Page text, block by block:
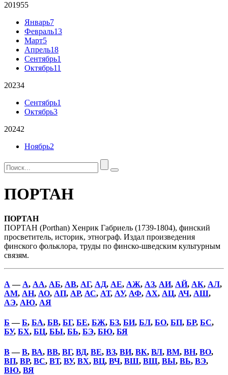
201955
Январь7
Февраль13
Март5
Апрель18
Сентябрь1
Октябрь11
20234
Сентябрь1
Октябрь3
20242
Ноябрь2
ПОРТАН
ПОРТАН
ПОРТАН (Porthan) Хенрик Габриель (1739-1804), финский
просветитель, историк, этнограф. Издал произведения
финского фольклора, труды по финско-шведским культурным
связям.
А — А, АА, АБ, АВ, АГ, АД, АЕ, АЖ, АЗ, АИ, АЙ, АК, АЛ,
АМ, АН, АО, АП, АР, АС, АТ, АУ, АФ, АХ, АЦ, АЧ, АШ,
АЭ, АЮ, АЯ
Б —Б, БА, БВ, БГ, БЕ, БЖ, БЗ, БИ, БЛ, БО, БП, БР, БС,
БУ, БХ, БЦ, БЫ, БЬ, БЭ, БЮ, БЯ
В—В, ВА, ВВ, ВГ, ВД, ВЕ, ВЗ, ВИ, ВК, ВЛ, ВМ, ВН, ВО,
ВП, ВР, ВС, ВТ, ВУ, ВХ, ВЦ, ВЧ, ВШ, ВЩ, ВЫ, ВЬ, ВЭ,
ВЮ, ВЯ